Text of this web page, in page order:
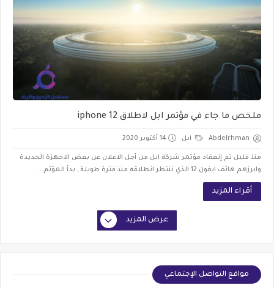
ملخص ما جاء في مؤتمر ابل لاطلاق iphone 12
Abdelrhman ابل 14 أكتوبر 2020
منذ قليل تم إنعقاد مؤتمر شركة ابل من أجل الاعلان عن بعض الاجهزة الجديدة
وابرزهم هاتف ايفون 12 الذي ننتظر انطلاقه منذ فترة طويلة , بدأ المؤتم...
أقراء المزيد
عرض المزيد
مواقع التواصل الإجتماعي